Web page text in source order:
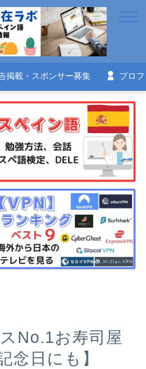
掲載・スポンサー募集 プロ
No.1お寿司屋
念日にも】